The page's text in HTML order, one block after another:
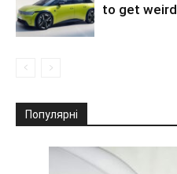
to get weird
Популярні